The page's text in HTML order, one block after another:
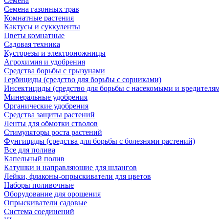
Семена газонных трав
Комнатные растения
Кактусы и суккуленты
Цветы комнатные
Садовая техника
Кусторезы и электроножницы
Агрохимия и удобрения
Средства борьбы с грызунами
Гербициды (средство для борьбы с сорниками)
Инсектициды (средство для борьбы с насекомыми и
Минеральные удобрения
Органические удобрения
Средства защиты растений
Ленты для обмотки стволов
Стимуляторы роста растений
Фунгициды (средства для борьбы с болезнями растений)
Все для полива
Капельный полив
Катушки и направляюшие для шлангов
Лейки, флаконы-опрыскиватели для цветов
Наборы поливочные
Оборудование для орошения
Опрыскиватели садовые
Система соединений